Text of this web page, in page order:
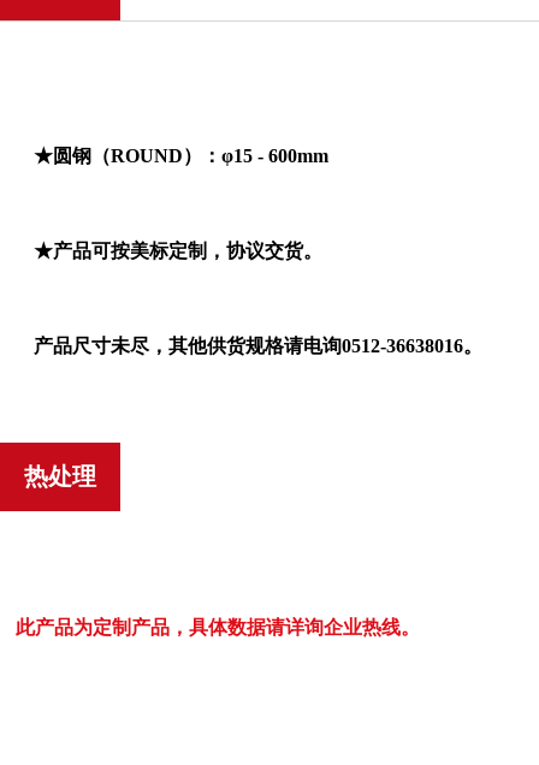
★圆钢（ROUND）：φ15 - 600mm
★产品可按美标定制，协议交货。
产品尺寸未尽，其他供货规格请电询0512-36638016。
热处理
此产品为定制产品，具体数据请详询企业热线。